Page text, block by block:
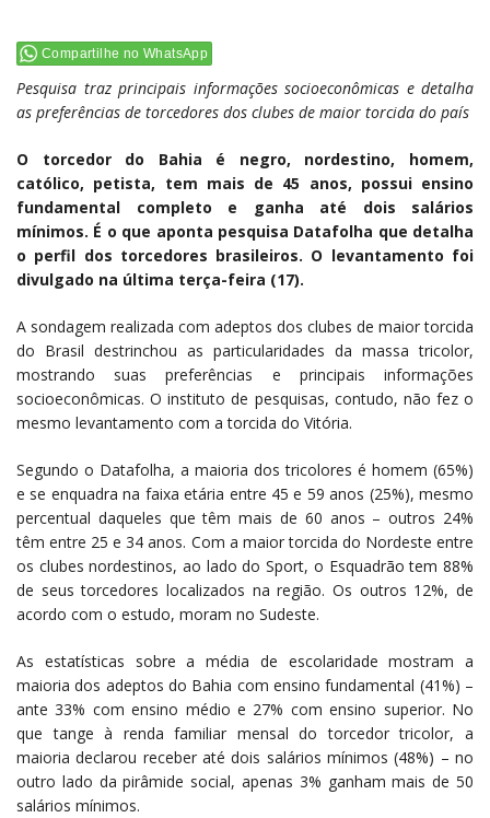
Compartilhe no WhatsApp
Pesquisa traz principais informações socioeconômicas e detalha
as preferências de torcedores dos clubes de maior torcida do país
O torcedor do Bahia é negro, nordestino, homem,
católico, petista, tem mais de 45 anos, possui ensino
fundamental completo e ganha até dois salários
mínimos. É o que aponta pesquisa Datafolha que detalha
o perfil dos torcedores brasileiros. O levantamento foi
divulgado na última terça-feira (17).
A sondagem realizada com adeptos dos clubes de maior torcida
do Brasil destrinchou as particularidades da massa tricolor,
mostrando suas preferências e principais informações
socioeconômicas. O instituto de pesquisas, contudo, não fez o
mesmo levantamento com a torcida do Vitória.
Segundo o Datafolha, a maioria dos tricolores é homem (65%)
e se enquadra na faixa etária entre 45 e 59 anos (25%), mesmo
percentual daqueles que têm mais de 60 anos – outros 24%
têm entre 25 e 34 anos. Com a maior torcida do Nordeste entre
os clubes nordestinos, ao lado do Sport, o Esquadrão tem 88%
de seus torcedores localizados na região. Os outros 12%, de
acordo com o estudo, moram no Sudeste.
As estatísticas sobre a média de escolaridade mostram a
maioria dos adeptos do Bahia com ensino fundamental (41%) –
ante 33% com ensino médio e 27% com ensino superior. No
que tange à renda familiar mensal do torcedor tricolor, a
maioria declarou receber até dois salários mínimos (48%) – no
outro lado da pirâmide social, apenas 3% ganham mais de 50
salários mínimos.